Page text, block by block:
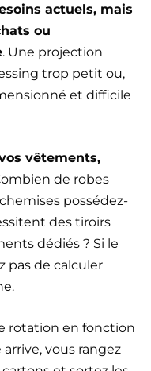
actuels, mais
ou
. Une projection
trop petit ou,
et difficile
vêtements,
de robes
possédez-
des tiroirs
dédiés ? Si le
pas de calculer
rotation en fonction
vous rangez